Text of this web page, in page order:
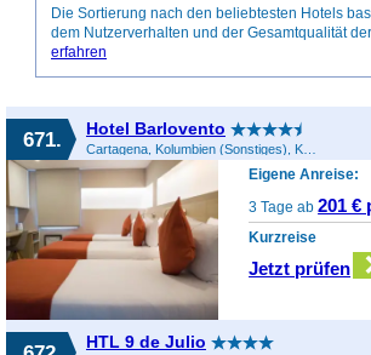
Die Sortierung nach den beliebtesten Hotels
dem Nutzerverhalten und der Gesamtqualität
erfahren
671. Hotel Barlovento
Cartagena, Kolumbien (Sonstiges), Kolumbien
Eigene Anreise:
3 Tage ab201 €
Kurzreise
Jetzt prüfen
HTL 9 de Julio